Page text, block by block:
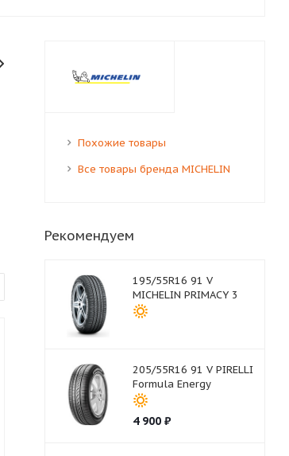
Похожие товары
Все товары бренда MICHELIN
Рекомендуем
195/55R16 91 V
MICHELIN PRIMACY 3
205/55R16 91 V PIRELLI
Formula Energy
4 900₽